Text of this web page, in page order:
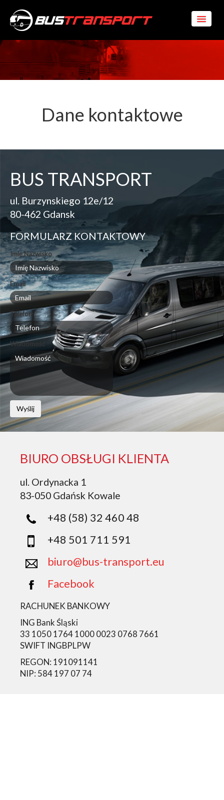
Dane kontaktowe
BUS TRANSPORT
ul. Burzynskiego 12e/12
80-462 Gdansk
FORMULARZ KONTAKTOWY
Imię Nazwisko
Email
Telefon
Wiadomość
Wyślij
BIURO OBSŁUGI KLIENTA
ul. Ordynacka 1
83-050 Gdańsk Kowale
+48 (58) 32 460 48
+48 501 711 591
biuro@bus-transport.eu
Facebook
RACHUNEK BANKOWY
ING Bank Śląski
33 1050 1764 1000 0023 0768 7661
SWIFT INGBPLPW
REGON: 191091141
NIP: 584 197 07 74